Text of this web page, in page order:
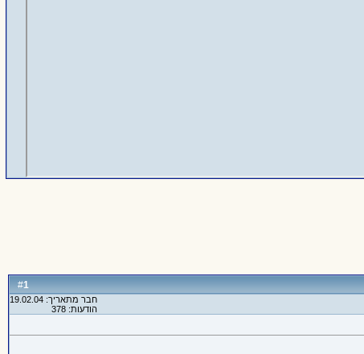
#
1
חבר מתאריך: 19.02.04
הודעות: 378